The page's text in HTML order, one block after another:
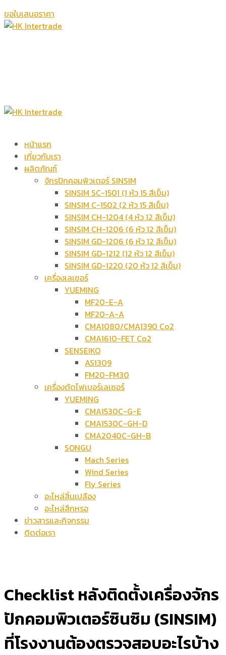
ขอใบเสนอราคา
หน้าแรก
เกี่ยวกับเรา
ผลิตภัณฑ์
จักรปักคอมพิวเตอร์ SINSIM
SINSIM SC-1501 (1 หัว 15 สีเข็ม)
SINSIM C-1502 (2 หัว 15 สีเข็ม)
SINSIM CH-1204 (4 หัว 12 สีเข็ม)
SINSIM CH-1206 (6 หัว 12 สีเข็ม)
SINSIM GD-1206 (6 หัว 12 สีเข็ม)
SINSIM GD-1212 (12 หัว 12 สีเข็ม)
SINSIM GD-1220 (20 หัว 12 สีเข็ม)
เครื่องเลเซอร์
YUEMING
MF20-E-A
MF20-A-A
CMA1080/CMA1390 Co2
CMA1610-FET Co2
SENSEIKO
AS1309
FM20-FM30
เครื่องตัดไฟเบอร์เลเซอร์
YUEMING
CMA1530C-G-E
CMA1530C-GH-D
CMA2040C-GH-B
SONGU
Mach Series
Wind Series
Fly Series
อะไหล่สิ้นเปลือง
อะไหล่สึกหรอ
ข่าวสารและกิจกรรม
ติดต่อเรา
Checklist หลังติดตั้งเครื่องจักร
ปักคอมพิวเตอร์ซินซิม (SINSIM)
ที่โรงงานต้องตรวจสอบอะไรบ้าง